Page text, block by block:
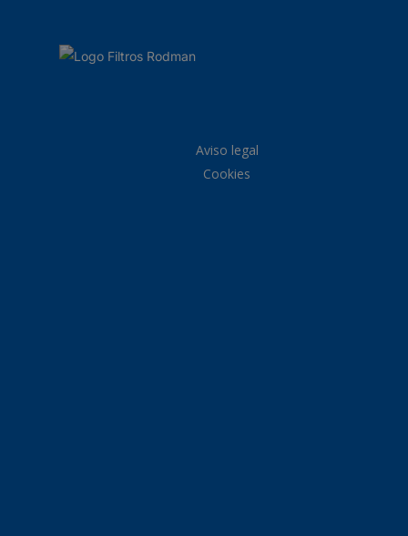
Aviso legal
Cookies